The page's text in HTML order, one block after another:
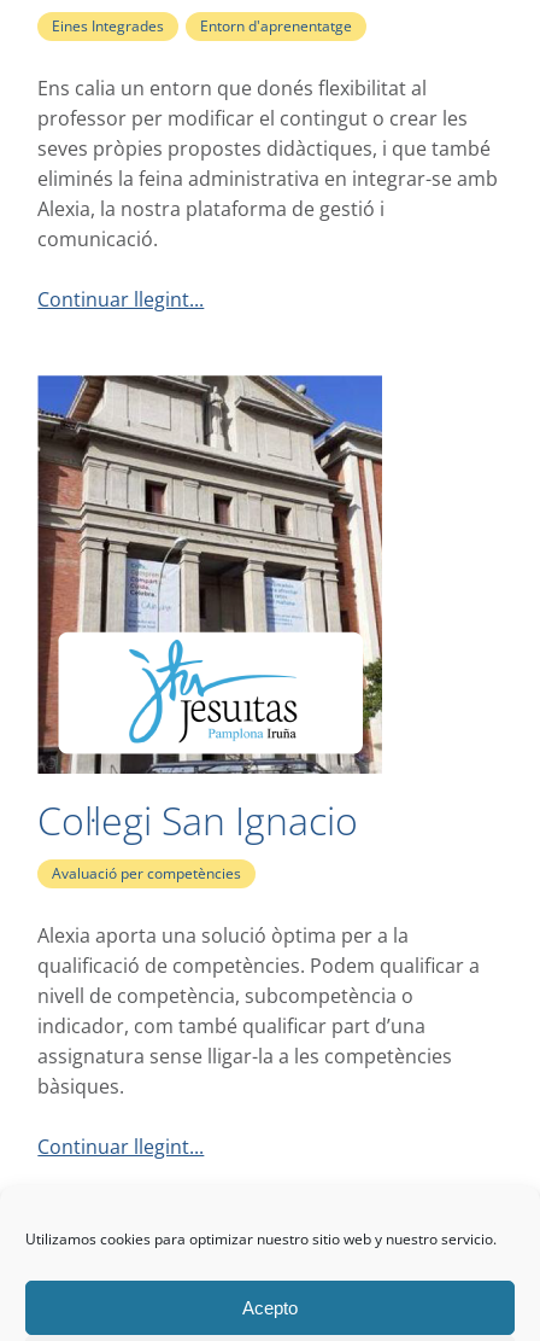
Utilizamos cookies para optimizar nuestro sitio web y nuestro servicio.
Acepto
Eines Integrades , Entorn d'aprenentatge
Ens calia un entorn que donés flexibilitat al
professor per modificar el contingut o crear les
seves pròpies propostes didàctiques, i que també
eliminés la feina administrativa en integrar-se amb
Alexia, la nostra plataforma de gestió i
comunicació.
Continuar llegint...
Col·legi San Ignacio
Avaluació per competències
Alexia aporta una solució òptima per a la
qualificació de competències. Podem qualificar a
nivell de competència, subcompetència o
indicador, com també qualificar part d’una
assignatura sense lligar-la a les competències
bàsiques.
Continuar llegint...